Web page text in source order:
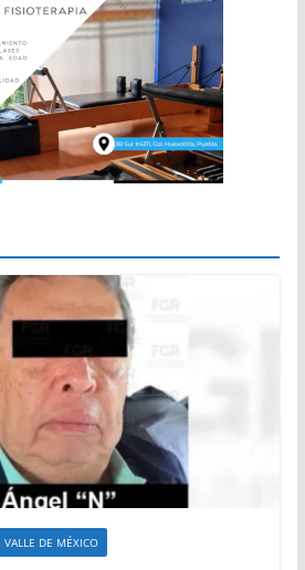
VALLE DE MÉXICO